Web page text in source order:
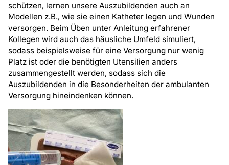
schützen, lernen unsere Auszubildenden auch an
Modellen z.B., wie sie einen Katheter legen und Wunden
versorgen. Beim Üben unter Anleitung erfahrener
Kollegen wird auch das häusliche Umfeld simuliert,
sodass beispielsweise für eine Versorgung nur wenig
Platz ist oder die benötigten Utensilien anders
zusammengestellt werden, sodass sich die
Auszubildenden in die Besonderheiten der ambulanten
Versorgung hineindenken können.